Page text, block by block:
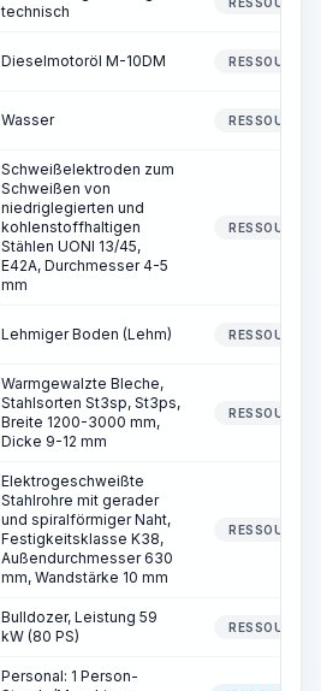
technisch
Dieselmotoröl M-10DM RESSOURCE
Wasser RESSOURCE
Schweißelektroden zum
Schweißen von
niedriglegierten und
kohlenstoffhaltigen
Stählen UONI 13/45,
E42A, Durchmesser 4-5
mm
RESSOURCE
Lehmiger Boden (Lehm) RESSOURCE
Warmgewalzte Bleche,
Stahlsorten St3sp, St3ps,
Breite 1200-3000 mm,
Dicke 9-12 mm
RESSOURCE
Elektrogeschweißte
Stahlrohre mit gerader
und spiralförmiger Naht,
Festigkeitsklasse K38,
Außendurchmesser 630
mm, Wandstärke 10 mm
RESSOURCE
Bulldozer, Leistung 59
kW (80 PS)
RESSOURCE
Personal: 1 Person-